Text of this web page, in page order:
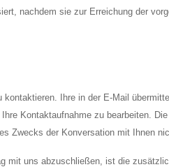
nachdem sie zur Erreichung der
kontaktieren. Ihre in der E-Mail
Kontaktaufnahme zu bearbeiten. Die
Zwecks der Konversation mit Ihnen
mit uns abzuschließen, ist die